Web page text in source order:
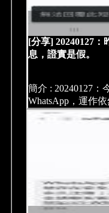
[分享] 20240127
息，證實是假。
簡介 : 20240127：
WhatsApp，運作依